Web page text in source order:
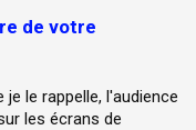
de votre
le rappelle, l'audience
les écrans de